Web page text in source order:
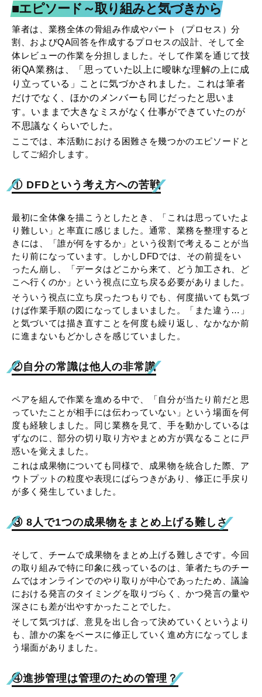
■エピソード～取り組みと気づきから
筆者は、業務全体の骨組み作成やパート（プロセス）分
割、およびQA回答を作成するプロセスの設計、そして全
体レビューの作業を分担しました。そして作業を通じて技
術QA業務は、「思っていた以上に曖昧な理解の上に成
り立っている」ことに気づかされました。これは筆者
だけでなく、ほかのメンバーも同じだったと思いま
す。いままで大きなミスがなく仕事ができていたのが
不思議なくらいでした。
ここでは、本活動における困難さを幾つかのエピソードと
してご紹介します。
① DFDという考え方への苦戦
最初に全体像を描こうとしたとき、「これは思っていたよ
り難しい」と率直に感じました。通常、業務を整理すると
きには、「誰が何をするか」という役割で考えることが当
たり前になっています。しかしDFDでは、その前提をい
ったん崩し、「データはどこから来て、どう加工され、ど
こへ行くのか」という視点に立ち戻る必要がありました。
そういう視点に立ち戻ったつもりでも、何度描いても気づ
けば作業手順の図になってしまいました。「また違う…」
と気づいては描き直すことを何度も繰り返し、なかなか前
に進まないもどかしさを感じていました。
②自分の常識は他人の非常識
ペアを組んで作業を進める中で、「自分が当たり前だと思
っていたことが相手には伝わっていない」という場面を何
度も経験しました。同じ業務を見て、手を動かしているは
ずなのに、部分の切り取り方やまとめ方が異なることに戸
惑いを覚えました。
これは成果物についても同様で、成果物を統合した際、ア
ウトプットの粒度や表現にばらつきがあり、修正に手戻り
が多く発生していました。
③ 8人で1つの成果物をまとめ上げる難しさ
そして、チームで成果物をまとめ上げる難しさです。今回
の取り組みで特に印象に残っているのは、筆者たちのチー
ムではオンラインでのやり取りが中心であったため、議論
における発言のタイミングを取りづらく、かつ発言の量や
深さにも差が出やすかったことでした。
そして気づけば、意見を出し合って決めていくというより
も、誰かの案をベースに修正していく進め方になってしま
う場面がありました。
④進捗管理は管理のための管理？